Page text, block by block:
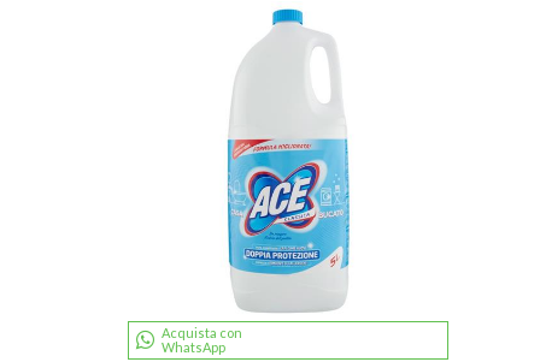
Acquista con
WhatsApp